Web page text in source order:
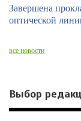
Завершена
оптической
все новости
Выбор